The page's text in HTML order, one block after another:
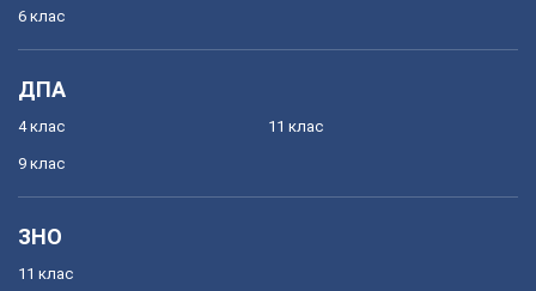
6 клас
ДПА
4 клас
9 клас
11 клас
ЗНО
11 клас